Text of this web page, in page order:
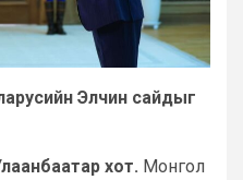
Элчин сайдыг
хот. Монгол